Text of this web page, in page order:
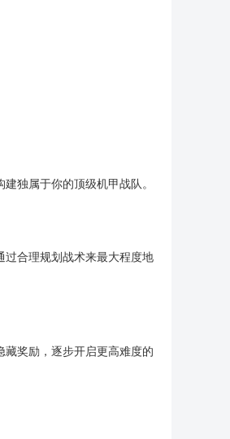
独属于你的顶级机甲战队。
过合理规划战术来最大程度地
奖励，逐步开启更高难度的